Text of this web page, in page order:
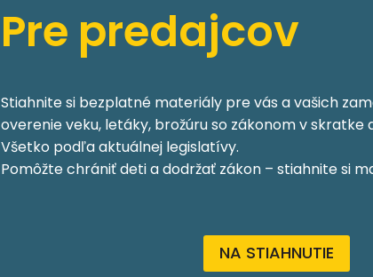
Pre predajcov
Stiahnite si bezplatné materiály pre vás a vašich
overenie veku, letáky, brožúru so zákonom v skratke
Všetko podľa aktuálnej legislatívy.
Pomôžte chrániť deti a dodržať zákon – stiahnite si
NA STIAHNUTIE